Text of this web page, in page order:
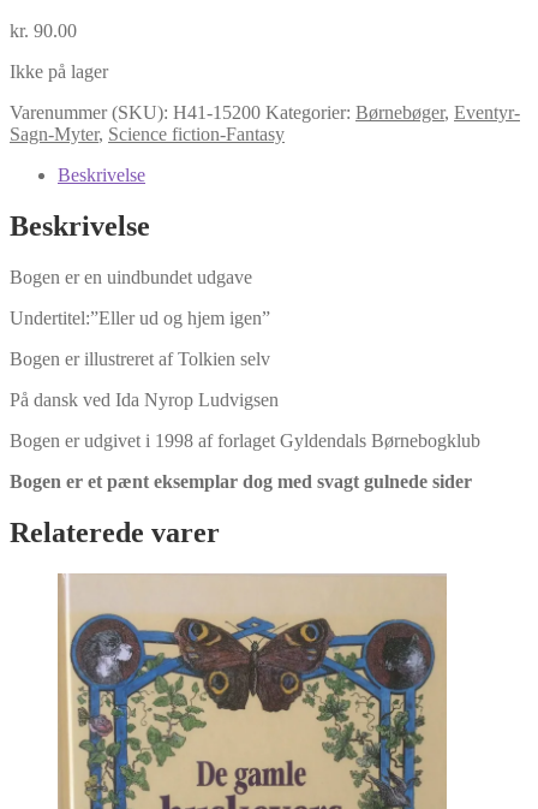
kr. 90.00
Ikke på lager
Varenummer (SKU): H41-15200 Kategorier: Børnebøger, Eventyr-
Sagn-Myter, Science fiction-Fantasy
Beskrivelse
Beskrivelse
Bogen er en uindbundet udgave
Undertitel:”Eller ud og hjem igen”
Bogen er illustreret af Tolkien selv
På dansk ved Ida Nyrop Ludvigsen
Bogen er udgivet i 1998 af forlaget Gyldendals Børnebogklub
Bogen er et pænt eksemplar dog med svagt gulnede sider
Relaterede varer